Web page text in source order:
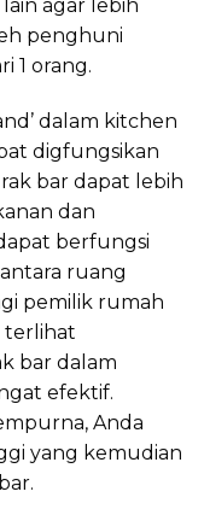
lain agar lebih
penghuni
1 orang.
dalam kitchen
digfungsikan
bar dapat lebih
dan
berfungsi
ruang
pemilik rumah
terlihat
bar dalam
efektif.
Anda
yang kemudian